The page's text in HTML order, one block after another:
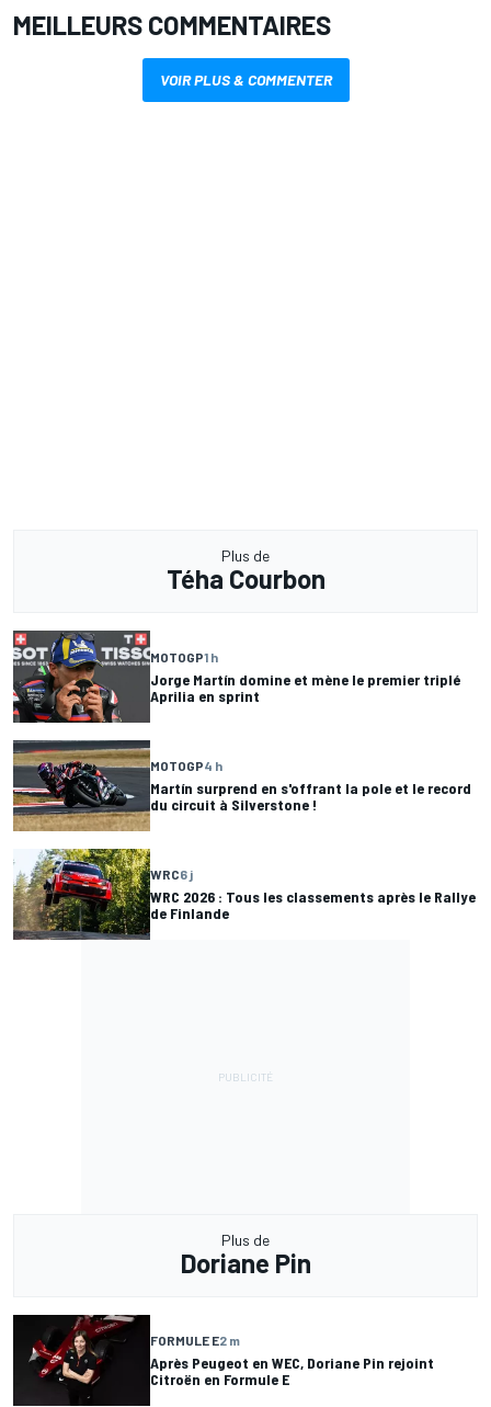
MEILLEURS COMMENTAIRES
VOIR PLUS & COMMENTER
Plus de
Téha Courbon
MOTOGP1 h
Jorge Martín domine et mène le premier triplé
Aprilia en sprint
MOTOGP4 h
Martín surprend en s'offrant la pole et le record
du circuit à Silverstone !
WRC6 j
WRC 2026 : Tous les classements après le Rallye
de Finlande
Plus de
Doriane Pin
FORMULE E2 m
Après Peugeot en WEC, Doriane Pin rejoint
Citroën en Formule E